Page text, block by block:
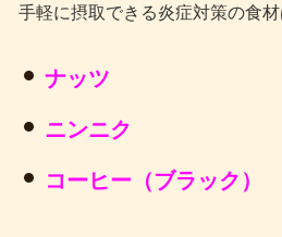
手軽に摂取できる炎症対策の食材
ナッツ
ニンニク
コーヒー（ブラック）